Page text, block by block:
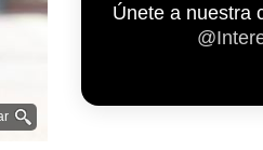
Únete a nuestra